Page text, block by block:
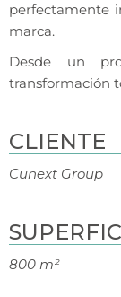
perfectamente
marca.
Desde un
transformación
CLIENTE
Cunext Group
800 m²